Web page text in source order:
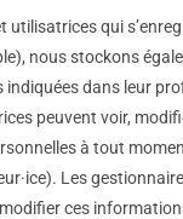
utilisatrices qui
nous stockons
indiquées dans leur
peuvent voir,
à tout
Les
ces